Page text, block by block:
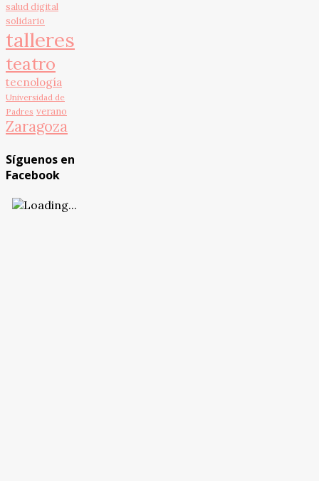
salud digital
solidario
talleres
teatro
tecnología
Universidad de
Padres verano
Zaragoza
Síguenos en
Facebook